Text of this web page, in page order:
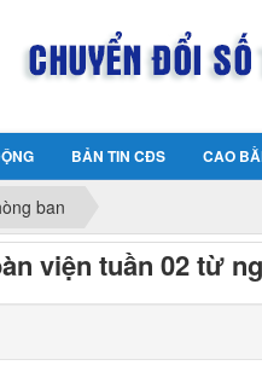
BẢN TIN CĐS CAO
ban
viện tuần 02 từ